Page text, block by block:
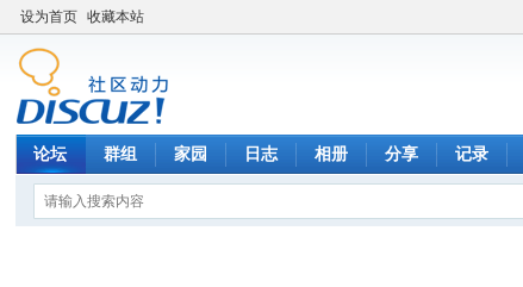
设为首页 收藏本站
论坛 群组 家园 日志 相册 分享 记录